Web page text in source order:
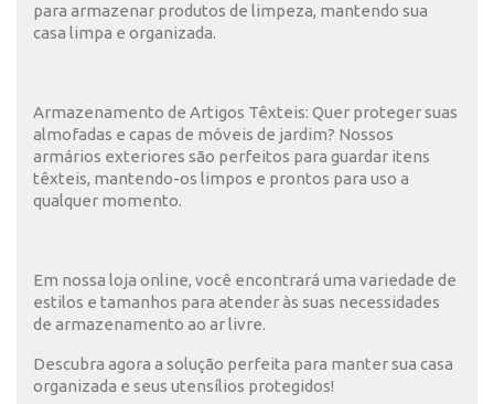
para armazenar produtos de limpeza, mantendo sua
casa limpa e organizada.
Armazenamento de Artigos Têxteis: Quer proteger suas
almofadas e capas de móveis de jardim? Nossos
armários exteriores são perfeitos para guardar itens
têxteis, mantendo-os limpos e prontos para uso a
qualquer momento.
Em nossa loja online, você encontrará uma variedade de
estilos e tamanhos para atender às suas necessidades
de armazenamento ao ar livre.
Descubra agora a solução perfeita para manter sua casa
organizada e seus utensílios protegidos!